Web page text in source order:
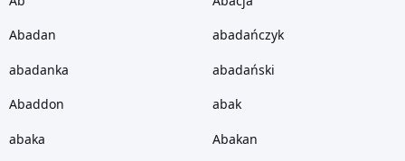
Abadan abadańczyk
abadanka abadański
Abaddon abak
abaka Abakan